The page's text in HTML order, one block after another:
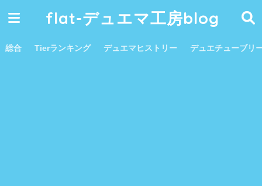
flat-デュエマ工房blog
総合 Tierランキング デュエマヒストリー デュエチューブリ